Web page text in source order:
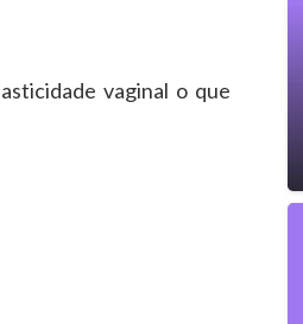
vaginal o que